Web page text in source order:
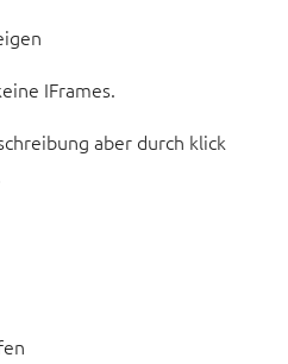
IFrames.
aber durch klick